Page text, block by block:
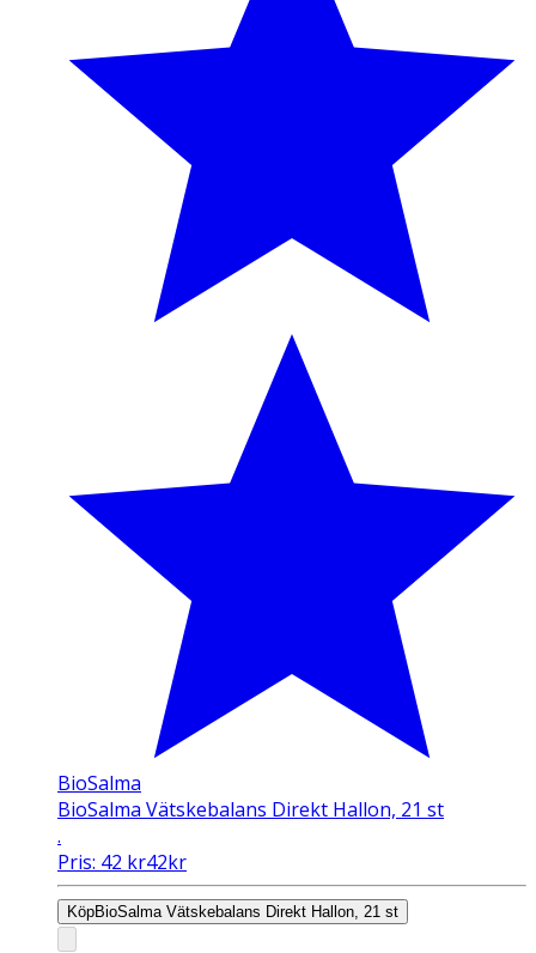
BioSalma
BioSalma Vätskebalans Direkt Hallon, 21 st
.
Pris: 42 kr42kr
KöpBioSalma Vätskebalans Direkt Hallon, 21 st